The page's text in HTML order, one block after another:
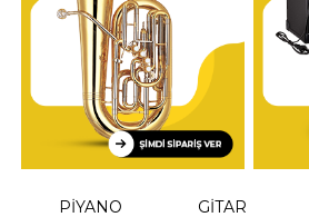
PİYANO GİTAR